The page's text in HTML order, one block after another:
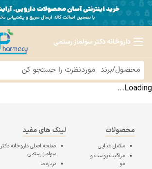
داروخانه دکتر سولماز رستمی
Loading...
محصولات
مکمل غذایی
مراقبت پوست و
مو
لینک های مفید
صفحه اصلیداروخانه دکتر
سولماز رستمی
درباره ما